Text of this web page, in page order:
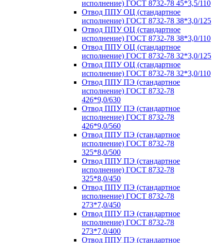
исполнение) ГОСТ 8732-78 45*3,5/110
Отвод ППУ ОЦ (стандартное
исполнение) ГОСТ 8732-78 38*3,0/125
Отвод ППУ ОЦ (стандартное
исполнение) ГОСТ 8732-78 38*3,0/110
Отвод ППУ ОЦ (стандартное
исполнение) ГОСТ 8732-78 32*3,0/125
Отвод ППУ ОЦ (стандартное
исполнение) ГОСТ 8732-78 32*3,0/110
Отвод ППУ ПЭ (стандартное
исполнение) ГОСТ 8732-78
426*9,0/630
Отвод ППУ ПЭ (стандартное
исполнение) ГОСТ 8732-78
426*9,0/560
Отвод ППУ ПЭ (стандартное
исполнение) ГОСТ 8732-78
325*8,0/500
Отвод ППУ ПЭ (стандартное
исполнение) ГОСТ 8732-78
325*8,0/450
Отвод ППУ ПЭ (стандартное
исполнение) ГОСТ 8732-78
273*7,0/450
Отвод ППУ ПЭ (стандартное
исполнение) ГОСТ 8732-78
273*7,0/400
Отвод ППУ ПЭ (стандартное